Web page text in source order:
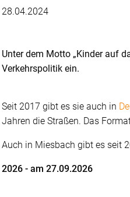
28.04.2024
Unter dem Motto „Kinder auf
Verkehrspolitik ein.
Seit 2017 gibt es sie auch in
Jahren die Straßen. Das
Auch in Miesbach gibt es seit
2026 - am 27.09.2026